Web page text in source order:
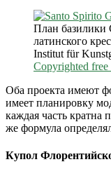
План базилики
латинского
Institut für
Copyrighted free
Оба проекта имеют
имеет планировку
каждая часть кратна
же формула
Купол